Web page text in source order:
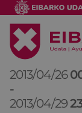
2013/04/26
-
2013/04/29